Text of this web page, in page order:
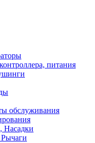
питания
обслуживания
Насадки